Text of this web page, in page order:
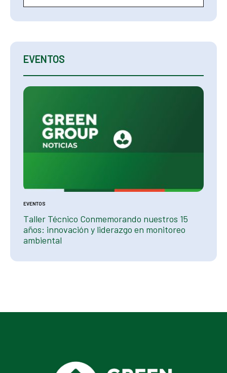
Search
EVENTOS
EVENTOS
Taller Técnico Conmemorando nuestros 15
años: innovación y liderazgo en monitoreo
ambiental